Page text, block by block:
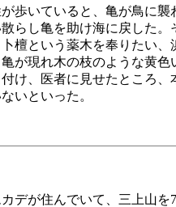
歩いていると、亀が鳥に襲
らし亀を助け海に戻した。
檀という薬木を奉りたい、
が現れ木の枝のような黄色
け、医者に見せたところ、
いといった。
デが住んでいて、三上山を